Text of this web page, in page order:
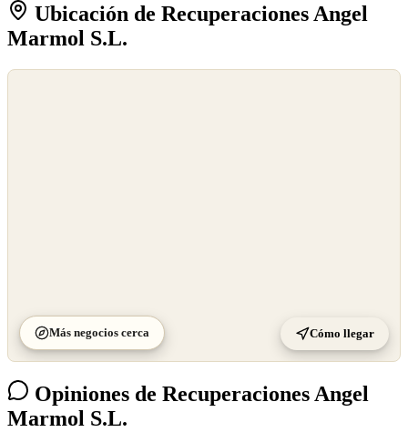
Ubicación de Recuperaciones Angel
Marmol S.L.
Más negocios cerca Cómo llegar
Opiniones de Recuperaciones Angel
Marmol S.L.